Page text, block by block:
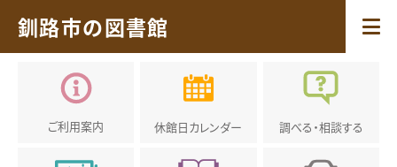
釧路市の図書館
ご利用案内 休館日カレンダー 調べる・相談する